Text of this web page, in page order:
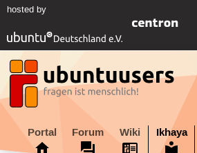
hosted by
Portal Forum Wiki Ikhaya